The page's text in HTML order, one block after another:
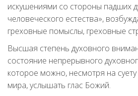
искушениями со стороны падших
человеческого естества»,
греховные помыслы, греховные
Высшая степень духовного
состояние непрерывного
которое можно, несмотря на
мира, услышать глас Божий.